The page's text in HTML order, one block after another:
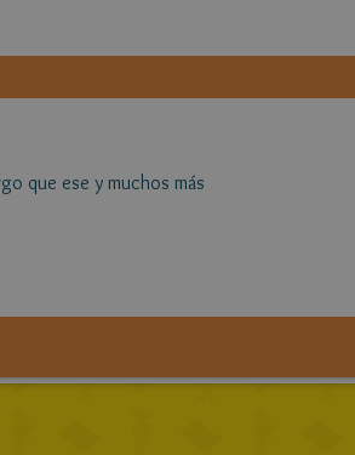
que ese y muchos más